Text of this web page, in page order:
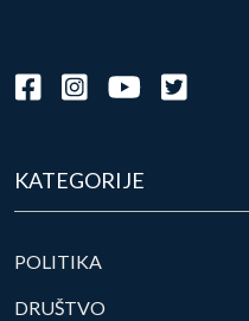
KATEGORIJE
POLITIKA
DRUŠTVO